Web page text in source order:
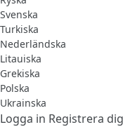
Svenska
Turkiska
Nederländska
Litauiska
Grekiska
Polska
Ukrainska
Logga in Registrera